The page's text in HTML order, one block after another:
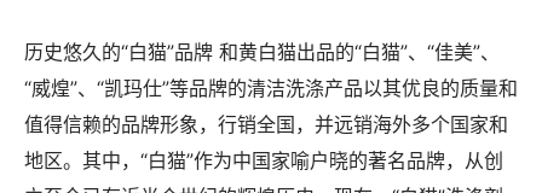
历史悠久的“白猫”品牌 和黄白猫出品的“白猫”、“佳美”、
“威煌”、“凯玛仕”等品牌的清洁洗涤产品以其优良的质量和
值得信赖的品牌形象，行销全国，并远销海外多个国家和
地区。其中，“白猫”作为中国家喻户晓的著名品牌，从创